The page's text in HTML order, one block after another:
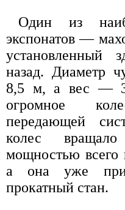
Один из
экспонатов —
установленный
назад. Диаметр
8,5 м, а вес —
огромное
передающей
колес
мощностью
а она уже
прокатный стан.